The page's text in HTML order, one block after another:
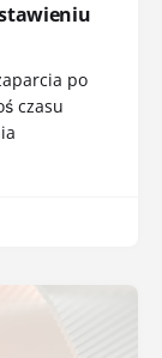
po
czasu